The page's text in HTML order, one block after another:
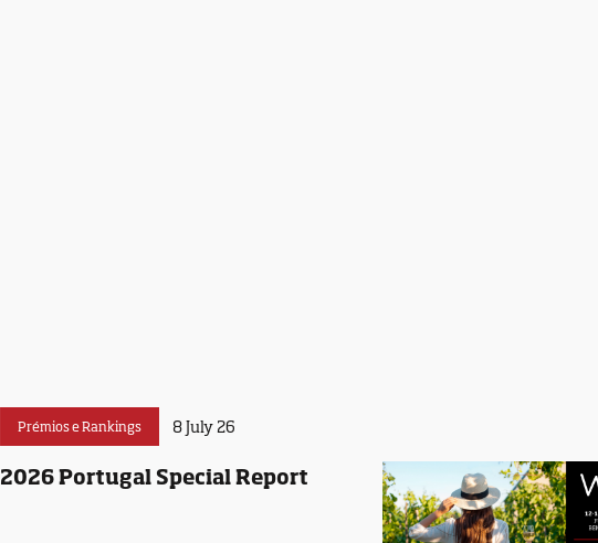
Prémios e Rankings 8 July 26
2026 Portugal Special Report